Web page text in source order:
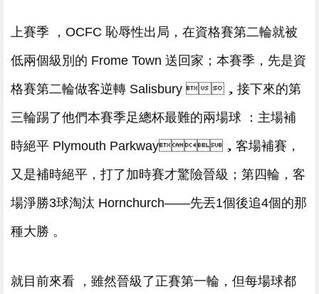
上賽季 ，OCFC 恥辱性出局，在資格賽第二輪就被
低兩個級別的 Frome Town 送回家；本賽季，先是資
格賽第二輪做客逆轉 Salisbury ，接下來的第
三輪踢了他們本賽季足總杯最難的兩場球 ：主場補
時絕平 Plymouth Parkway，客場補賽，
又是補時絕平 ，打了加時賽才驚險晉級；第四輪，客
場淨勝3球淘汰 Hornchurch——先丟1個後追4個的那
種大勝  。
就目前來看 ，雖然晉級了正賽第一輪 ，但每場球都